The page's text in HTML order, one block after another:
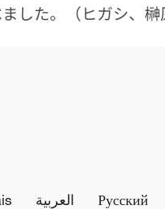
した。（ヒガシ、榊
العربية Русский